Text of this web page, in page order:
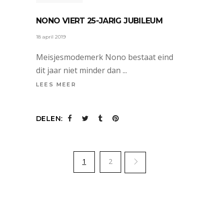
NONO VIERT 25-JARIG JUBILEUM
18 april 2019
Meisjesmodemerk Nono bestaat eind
dit jaar niet minder dan
LEES MEER
DELEN:
1 2